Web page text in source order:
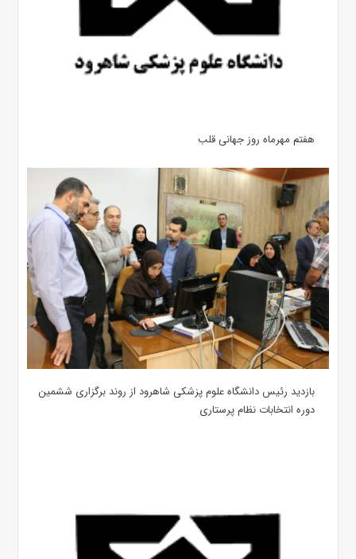
هفتم مهرماه روز جهانی قلب
بازدید رئیس دانشگاه علوم پزشکی شاهرود از روند برگزاری ششمین
دوره انتخابات نظام پرستاری